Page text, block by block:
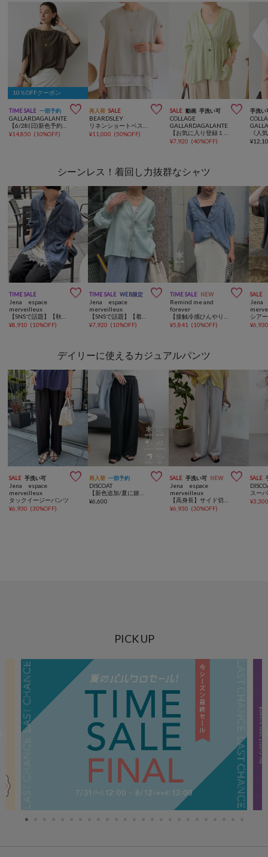
10％OFFクーポン
TIME SALE 一部予約 
GALLARDAGALANTE
¥14,850 (10%OFF)
再入荷 SALE 
BEARDSLEY
¥11,000 (50%OFF)
SALE 動画 手洗い可 
COLLAGE
GALLARDAGALANTE
¥7,920 (40%OFF)
手洗い
¥
シーンレス！着回し力抜群なシャツ
TIME SALE 
Jena espace
merveilleux
¥8,910 (10%OFF)
TIME SALE WEB限定 
Jena espace
merveilleux
¥7,920 (10%OFF)
TIME SALE NEW 
Remind me and
forever
¥5,841 (10%OFF)
SALE
Jena
¥
デイリーに使えるカジュアルパンツ
SALE 手洗い可 
Jena espace
merveilleux
タックイージーパンツ
¥6,930 (30%OFF)
再入荷 一部予約 
DISCOAT
¥6,600
SALE 手洗い可 NEW 
Jena espace
merveilleux
¥6,930 (30%OFF)
SALE
¥
PICK UP